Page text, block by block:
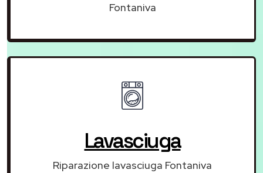
Fontaniva
Lavasciuga
Riparazione lavasciuga Fontaniva